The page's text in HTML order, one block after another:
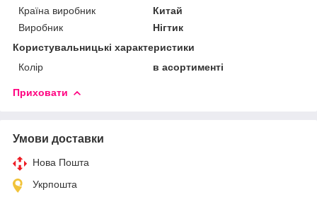
Країна виробник
Китай
Виробник
Нігтик
Користувальницькі характеристики
Колір
в асортименті
Приховати
Умови доставки
Нова Пошта
Укрпошта